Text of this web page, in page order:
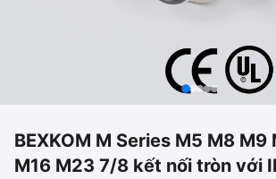
BEXKOM M Series M5 M8 M9
M16 M23 7/8 kết nối tròn với